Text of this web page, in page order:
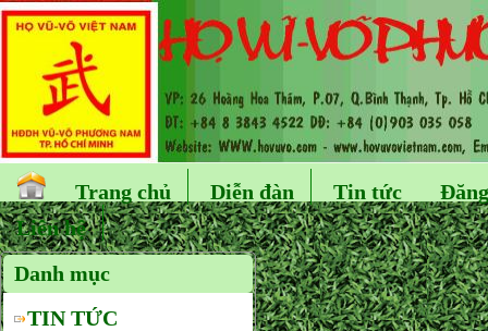
Trang chủ Diễn đàn Tin tức
Liên hệ
Danh mục
TIN TỨC